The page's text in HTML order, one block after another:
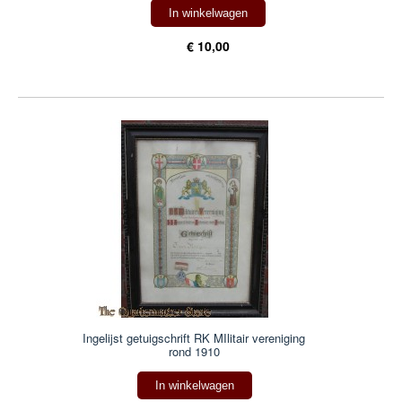
In winkelwagen
€ 10,00
Ingelijst getuigschrift RK MIlitair vereniging
rond 1910
In winkelwagen